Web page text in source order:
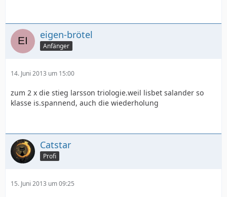
eigen-brötel
Anfänger
14. Juni 2013 um 15:00
zum 2 x die stieg larsson triologie.weil lisbet salander so
klasse is.spannend, auch die wiederholung
Catstar
Profi
15. Juni 2013 um 09:25